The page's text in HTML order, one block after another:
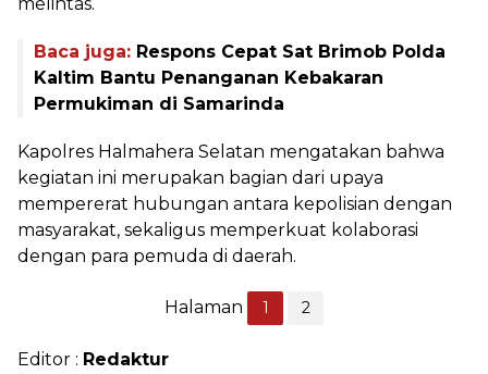
Baca juga: Respons Cepat Sat Brimob Polda
Kaltim Bantu Penanganan Kebakaran
Permukiman di Samarinda
Kapolres Halmahera Selatan mengatakan bahwa
kegiatan ini merupakan bagian dari upaya
mempererat hubungan antara kepolisian dengan
masyarakat, sekaligus memperkuat kolaborasi
dengan para pemuda di daerah.
Halaman 1 2
Editor : Redaktur